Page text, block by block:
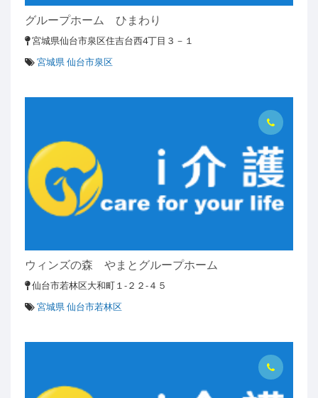
グループホーム ひまわり
宮城県仙台市泉区住吉台西4丁目３－１
宮城県 仙台市泉区
ウィンズの森 やまとグループホーム
仙台市若林区大和町１-２２-４５
宮城県 仙台市若林区